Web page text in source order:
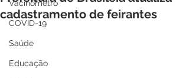
Vacinômetro
COVID-19
Saúde
Educação
cadastramento de feirantes